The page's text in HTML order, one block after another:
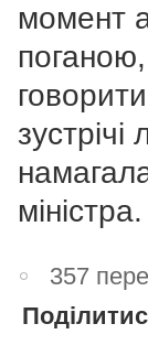
момент
міністра.
357